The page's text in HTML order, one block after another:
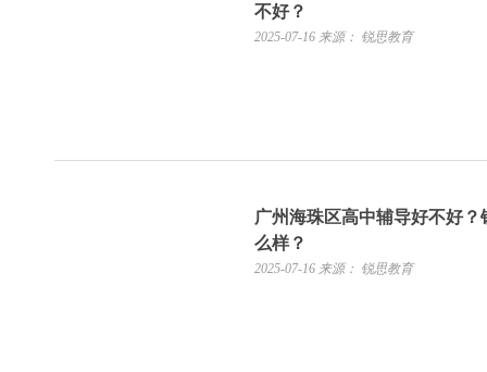
不好？
2025-07-16 来源： 锐思教育
广州海珠区高中辅导好不好？
么样？
2025-07-16 来源： 锐思教育